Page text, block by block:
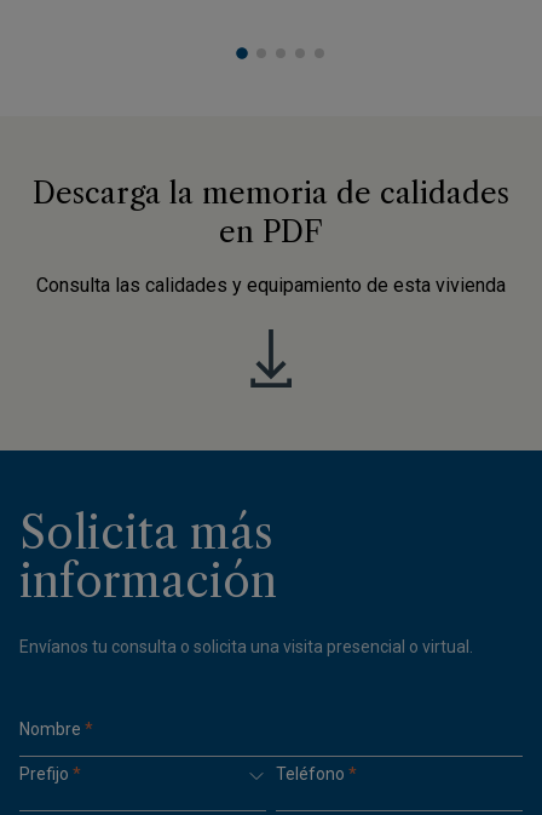
Descarga la memoria de calidades
en PDF
Consulta las calidades y equipamiento de esta vivienda
Solicita más
información
Envíanos tu consulta o solicita una visita presencial o virtual.
Nombre *
Prefijo * Teléfono *